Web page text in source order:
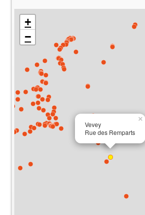
Vevey
Rue des Remparts
×
+
−